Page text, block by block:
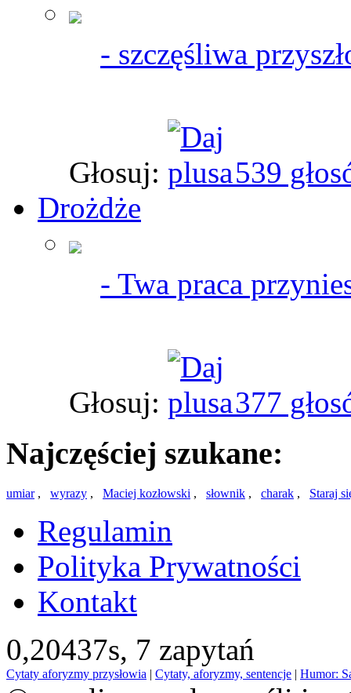
- szczęśliwa
Głosuj:
539
Drożdże
- Twa praca
Głosuj: 377
Najczęściej szukane:
umiar, wyrazy , Maciej kozłowski , słownik , charak , Staraj
Regulamin
Polityka Prywatności
Kontakt
0,20437s, 7 zapytań
Cytaty aforyzmy przysłowia | Cytaty, aforyzmy, sentencje | Humor: